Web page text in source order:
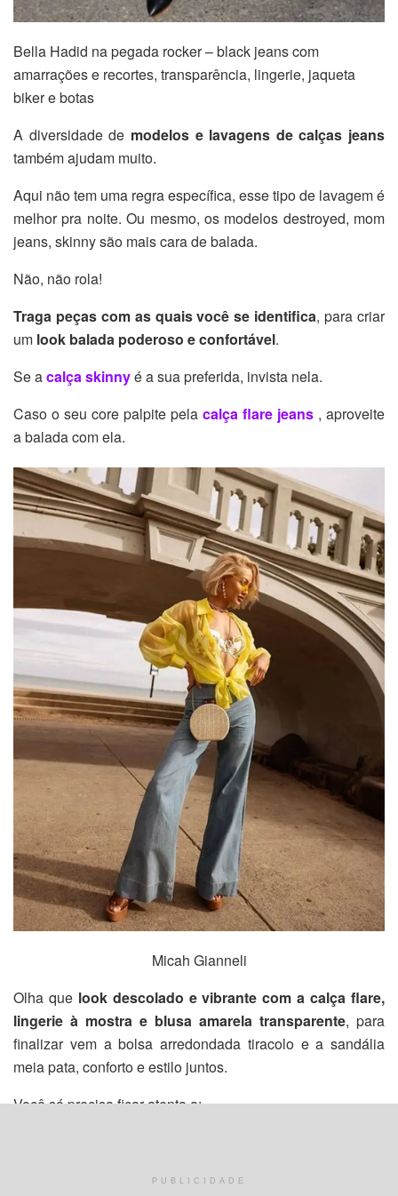
Bella Hadid na pegada rocker – black jeans com
amarrações e recortes, transparência, lingerie, jaqueta
biker e botas
A diversidade de modelos e lavagens de calças jeans
também ajudam muito.
Aqui não tem uma regra específica, esse tipo de lavagem é
melhor pra noite. Ou mesmo, os modelos destroyed, mom
jeans, skinny são mais cara de balada.
Não, não rola!
Traga peças com as quais você se identifica, para criar
um look balada poderoso e confortável.
Se acalça skinnyé a sua preferida, invista nela.
Caso o seu core palpite pela calça flare jeans , aproveite
a balada com ela.
Micah Gianneli
Olha que look descolado e vibrante com a calça flare,
lingerie à mostra e blusa amarela transparente, para
finalizar vem a bolsa arredondada tiracolo e a sandália
meia pata, conforto e estilo juntos.
Você só precisa ficar atenta a:
PUBLICIDADE